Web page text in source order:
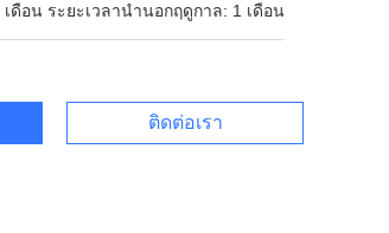
เดือน ระยะเวลานำนอกฤดูกาล: 1 เดือน
ติดต่อเรา